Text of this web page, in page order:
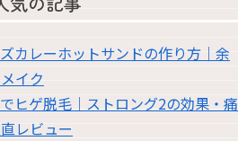
カレーホットサンドの作り方｜余
イク
ヒゲ脱毛｜ストロング2の効果・痛
レビュー